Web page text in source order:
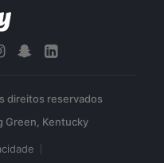
direitos reservados